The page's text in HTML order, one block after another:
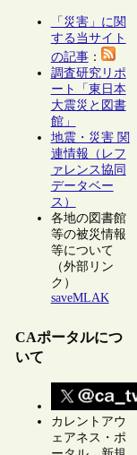
「災害」に関
する当サイト
の記事：
調査研究リポ
ート「東日本
大震災と図書
館」
地震・災害 関
連情報（レフ
ァレンス協同
データベー
ス）
各地の図書館
等の被災情報
等について
（外部リン
ク）
saveMLAK
CAポータルにつ
いて
カレントアウ
ェアネス・ポ